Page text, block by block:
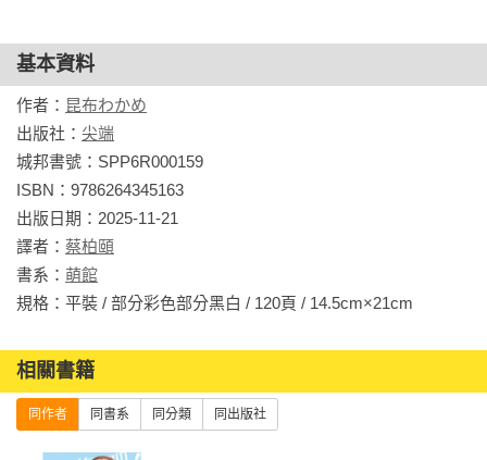
基本資料
作者： 昆布わかめ
出版社： 尖端
城邦書號：SPP6R000159
ISBN：9786264345163
出版日期：2025-11-21
譯者： 蔡柏頤
書系： 萌館
相關書籍
同作者 同書系 同分類 同出版社